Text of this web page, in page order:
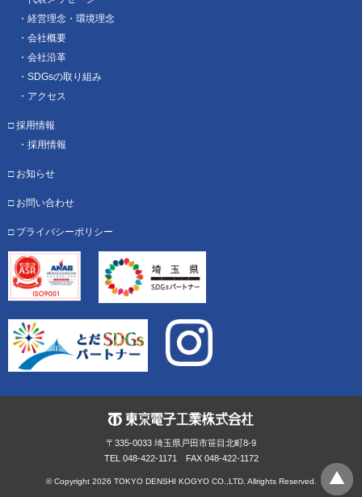
経営理念・環境理念
会社概要
会社沿革
SDGsの取り組み
アクセス
採用情報
採用情報
お知らせ
お問い合わせ
プライバシーポリシー
〒335-0033 埼玉県戸田市笹目北町8-9
TEL 048-422-1171 FAX 048-422-1172
© Copyright 2026 TOKYO DENSHI KOGYO CO.,LTD. Allrights Reserved.